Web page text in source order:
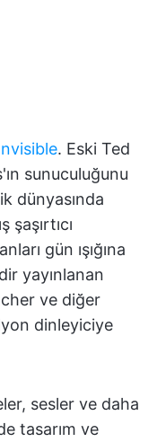
. Eski Ted
sunuculuğunu
dünyasında
gün ışığına
yayınlanan
ve diğer
dinleyiciye
sesler ve daha
tasarım ve